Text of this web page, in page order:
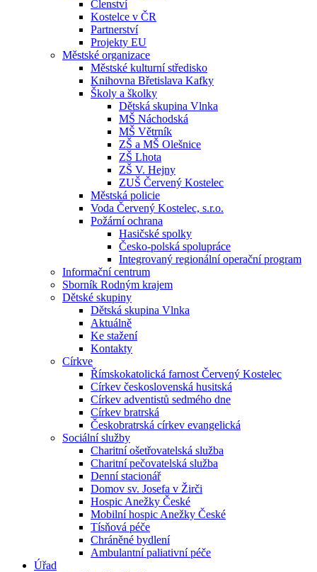
Členství
Kostelce v ČR
Partnerství
Projekty EU
Městské organizace
Městské kulturní středisko
Knihovna Břetislava Kafky
Školy a školky
Dětská skupina Vlnka
MŠ Náchodská
MŠ Větrník
ZŠ a MŠ Olešnice
ZŠ Lhota
ZŠ V. Hejny
ZUŠ Červený Kostelec
Městská policie
Voda Červený Kostelec, s.r.o.
Požární ochrana
Hasičské spolky
Česko-polská spolupráce
Integrovaný regionální operační program
Informační centrum
Sborník Rodným krajem
Dětské skupiny
Dětská skupina Vlnka
Aktuálně
Ke stažení
Kontakty
Církve
Římskokatolická farnost Červený Kostelec
Církev československá husitská
Církev adventistů sedmého dne
Církev bratrská
Českobratrská církev evangelická
Sociální služby
Charitní ošetřovatelská služba
Charitní pečovatelská služba
Denní stacionář
Domov sv. Josefa v Žirči
Hospic Anežky České
Mobilní hospic Anežky České
Tísňová péče
Chráněné bydlení
Ambulantní paliativní péče
Úřad